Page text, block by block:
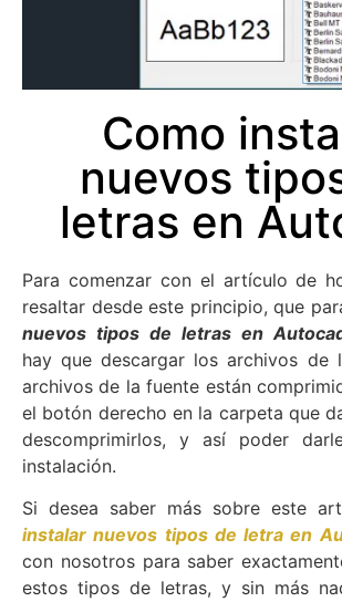
Como
nuevos
letras en
Para comenzar con el artículo de
resaltar desde este principio, que
nuevos tipos de letras en
hay que descargar los archivos de
archivos de la fuente están
el botón derecho en la carpeta que
descomprimirlos, y así poder
instalación.
Si desea saber más sobre este
instalar nuevos tipos de letra en
con nosotros para saber
estos tipos de letras, y sin más